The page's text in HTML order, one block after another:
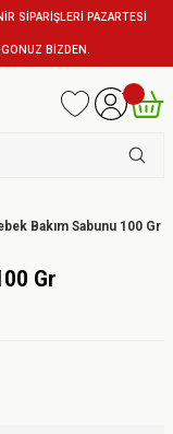
SİPARİŞLERİ PAZARTESİ
BİZDEN.
Bakım Sabunu 100 Gr
Gr